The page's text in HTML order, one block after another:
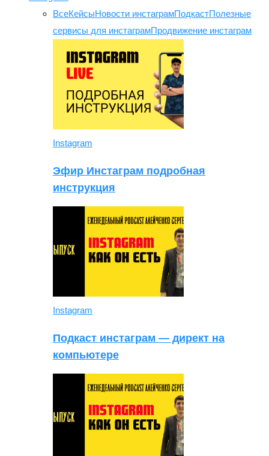
ВсеКейсыНовости инстаграмПодкастПолезные
сервисы для инстаграмПродвижение инстаграм
Instagram
Эфир Инстаграм подробная
инструкция
Instagram
Подкаст инстаграм — директ на
компьютере